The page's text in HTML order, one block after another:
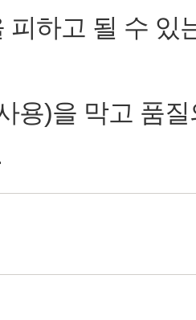
피하고 될 수 있
용)을 막고 품